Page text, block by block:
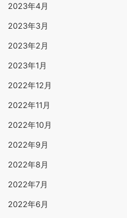
2023年4月
2023年3月
2023年2月
2023年1月
2022年12月
2022年11月
2022年10月
2022年9月
2022年8月
2022年7月
2022年6月